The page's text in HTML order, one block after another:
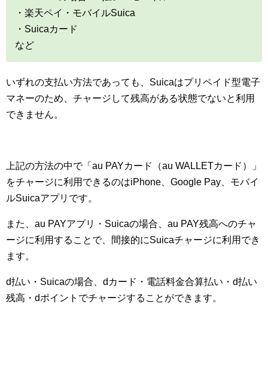
・楽天ペイ・モバイルSuica
・Suicaカード
など
いずれの支払い方法であっても、Suicaはプリペイド型電子
マネーのため、チャージして残高がある状態でないと利用
できません。
上記の方法の中で「au PAYカード（au WALLETカード）」
をチャージに利用できるのはiPhone、Google Pay、モバイ
ルSuicaアプリです。
また、au PAYアプリ・Suicaの場合、au PAY残高へのチャ
ージに利用することで、間接的にSuicaチャージに利用でき
ます。
d払い・Suicaの場合、dカード・電話料金合算払い・d払い
残高・dポイントでチャージすることができます。